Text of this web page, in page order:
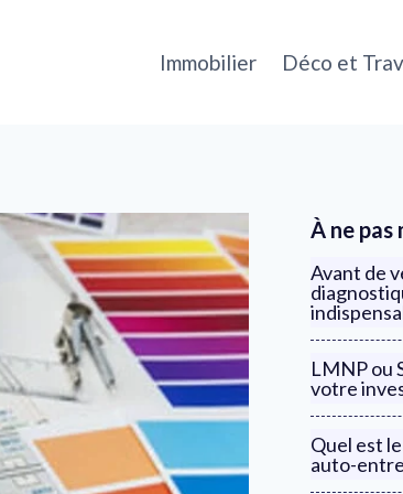
Immobilier Déco et
À ne pas
Avant de
LMNP ou
votre
Quel est
auto-